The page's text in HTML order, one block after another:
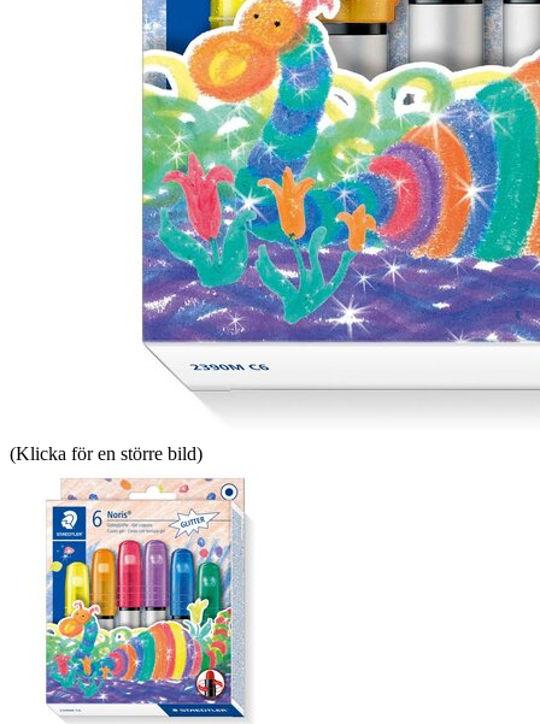
(Klicka för en större bild)